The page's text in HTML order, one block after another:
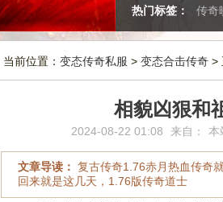
热门标签： 传奇
当前位置： 变态传奇私服 > 变态合击传奇 >
相貌凶狠和
2024-08-22 01:08 来自： 本
文章导读： 复古传奇1.76赤月热血传奇
回来就是这几天，1.76版传奇道士